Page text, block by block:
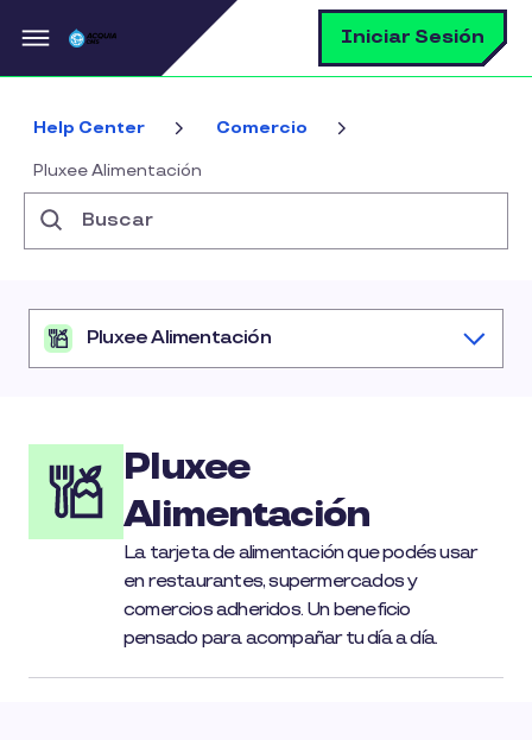
Pasar al contenido principal Iniciar Sesión
Help Center Comercio
Pluxee Alimentación
Pluxee Alimentación
Pluxee
Alimentación
La tarjeta de alimentación que podés usar
en restaurantes, supermercados y
comercios adheridos. Un beneficio
pensado para acompañar tu día a día.